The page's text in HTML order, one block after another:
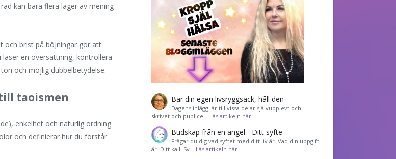
kan bära flera lager av mening
och brist på böjningar gör att
en översättning, kontrollera
och möjlig dubbelbetydelse.
taoismen
enkelhet och naturlig ordning.
och definierar hur du förstår
Bär din egen livsryggsäck, håll den
Dagens inlägg är till vissa delar självupplevt och
skrivet och publice… Läs artikeln här
Budskap från en ängel - Ditt syfte
Frågar du dig vad syftet med ditt liv är. Vad din uppgift
är. Ditt kall. Sv… Läs artikeln här